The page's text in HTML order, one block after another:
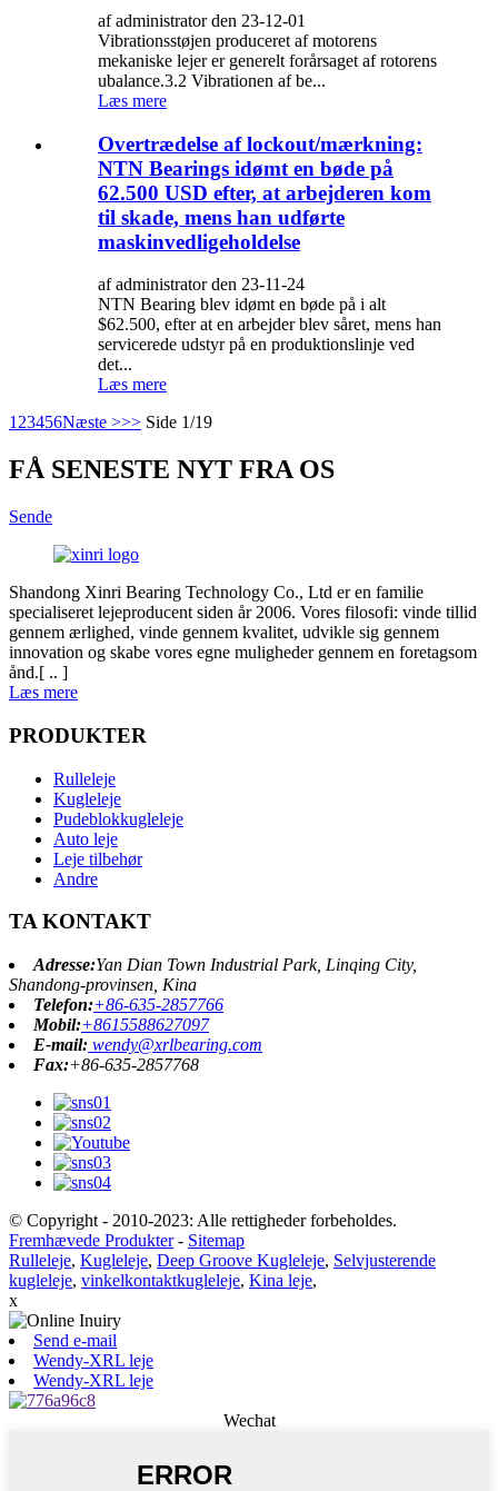
af administrator den 23-12-01
Vibrationsstøjen produceret af motorens
mekaniske lejer er generelt forårsaget af rotorens
ubalance.3.2 Vibrationen af ​​be...
Læs mere
Overtrædelse af lockout/mærkning:
NTN Bearings idømt en bøde på
62.500 USD efter, at arbejderen kom
til skade, mens han udførte
maskinvedligeholdelse
af administrator den 23-11-24
NTN Bearing blev idømt en bøde på i alt
$62.500, efter at en arbejder blev såret, mens han
servicerede udstyr på en produktionslinje ved
det...
Læs mere
123456Næste >>> Side 1/19
FÅ SENESTE NYT FRA OS
Sende
Shandong Xinri Bearing Technology Co., Ltd er en familie
specialiseret lejeproducent siden år 2006. Vores filosofi: vinde tillid
gennem ærlighed, vinde gennem kvalitet, udvikle sig gennem
innovation og skabe vores egne muligheder gennem en foretagsom
ånd.[ .. ]
Læs mere
PRODUKTER
Rulleleje
Kugleleje
Pudeblokkugleleje
Auto leje
Leje tilbehør
Andre
TA KONTAKT
Adresse:Yan Dian Town Industrial Park, Linqing City,
Shandong-provinsen, Kina
Telefon:+86-635-2857766
Mobil:+8615588627097
E-mail: wendy@xrlbearing.com
Fax:+86-635-2857768
© Copyright - 2010-2023: Alle rettigheder forbeholdes.
Fremhævede Produkter- Sitemap
Rulleleje, Kugleleje, Deep Groove Kugleleje, Selvjusterende
kugleleje, vinkelkontaktkugleleje, Kina leje,
x
Send e-mail
Wendy-XRL leje
Wendy-XRL leje
Wechat